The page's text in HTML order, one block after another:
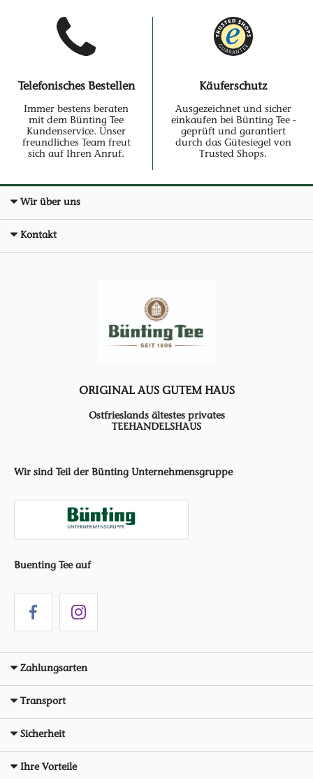
Telefonisches Bestellen
Immer bestens beraten
mit dem Bünting Tee
Kundenservice. Unser
freundliches Team freut
sich auf Ihren Anruf.
Käuferschutz
Ausgezeichnet und sicher
einkaufen bei Bünting Tee -
geprüft und garantiert
durch das Gütesiegel von
Trusted Shops.
Wir über uns
Kontakt
ORIGINAL AUS GUTEM HAUS
Ostfrieslands ältestes privates
TEEHANDELSHAUS
Wir sind Teil der Bünting Unternehmensgruppe
Buenting Tee auf
Zahlungsarten
Transport
Sicherheit
Ihre Vorteile